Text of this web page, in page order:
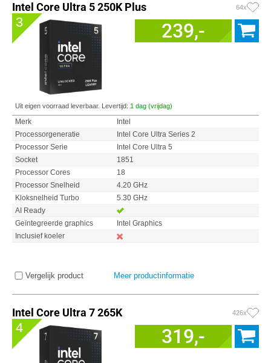
Intel Core Ultra 5 250K Plus 64x
3 239,-
Uit eigen voorraad leverbaar. Levertijd: 1 dag (vrijdag)
Merk
Intel
Processorgeneratie
Intel Core Ultra Series 2
Processor Serie
Intel Core Ultra 5
Socket
1851
Processor Cores
18
Processor Snelheid
4.20 GHz
Kloksnelheid Turbo
5.30 GHz
AI Ready
Geïntegreerde graphics
Intel Graphics
Inclusief koeler
Vergelijk product Meer productinformatie
Intel Core Ultra 7 265K 426x
4 319,-